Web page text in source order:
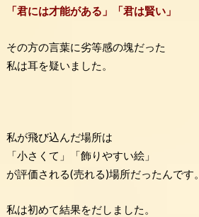
「君には才能がある」「君は賢い」
その方の言葉に劣等感の塊だった
私は耳を疑いました。
私が飛び込んだ場所は
「小さくて」「飾りやすい絵」
が評価される(売れる)場所だったんです。
私は初めて結果をだしました。